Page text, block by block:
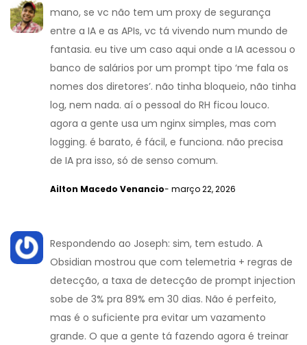
mano, se vc não tem um proxy de segurança
entre a IA e as APIs, vc tá vivendo num mundo de
fantasia. eu tive um caso aqui onde a IA acessou o
banco de salários por um prompt tipo ‘me fala os
nomes dos diretores’. não tinha bloqueio, não tinha
log, nem nada. aí o pessoal do RH ficou louco.
agora a gente usa um nginx simples, mas com
logging. é barato, é fácil, e funciona. não precisa
de IA pra isso, só de senso comum.
Ailton Macedo Venancio- março 22, 2026
Respondendo ao Joseph: sim, tem estudo. A
Obsidian mostrou que com telemetria + regras de
detecção, a taxa de detecção de prompt injection
sobe de 3% pra 89% em 30 dias. Não é perfeito,
mas é o suficiente pra evitar um vazamento
grande. O que a gente tá fazendo agora é treinar